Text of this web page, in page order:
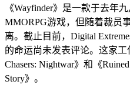
《Wayfinder》是一款于去年
MMORPG游戏，但随着裁员
离。截止目前，Digital
的命运尚未发表评论。这家
Chasers: Nightwar》和《
Story》。